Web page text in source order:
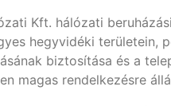
Kft. hálózati
hegyvidéki területein,
biztosítása és a
magas rendelkezésre